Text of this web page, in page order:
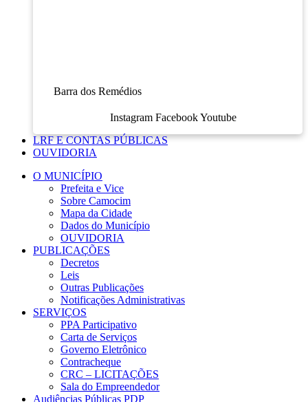
Barra dos Remédios
Instagram Facebook Youtube
LRF E CONTAS PÚBLICAS
OUVIDORIA
O MUNICÍPIO
Prefeita e Vice
Sobre Camocim
Mapa da Cidade
Dados do Município
OUVIDORIA
PUBLICAÇÕES
Decretos
Leis
Outras Publicações
Notificações Administrativas
SERVIÇOS
PPA Participativo
Carta de Serviços
Governo Eletrônico
Contracheque
CRC – LICITAÇÕES
Sala do Empreendedor
Audiências Públicas PDP